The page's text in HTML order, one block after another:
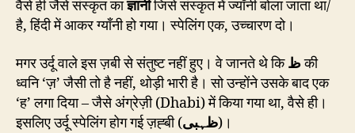
वैसे ही जैसे संस्कृत काज्ञानीजिसे संस्कृत में ज्याँनी बोला जाता था/
है, हिंदी में आकर ग्याँनी हो गया। स्पेलिंग एक, उच्चारण दो।
मगर उर्दू वाले इस ज़बी से संतुष्ट नहीं हुए। वे जानते थे किظकी
ध्वनि ‘ज़’ जैसी तो है नहीं, थोड़ी भारी है। सो उन्होंने उसके बाद एक
‘ह’ लगा दिया – जैसे अंग्रेज़ी (Dhabi) में किया गया था, वैसे ही।
इसलिए उर्दू स्पेलिंग होग गई ज़ह्बी (ظہبی)।